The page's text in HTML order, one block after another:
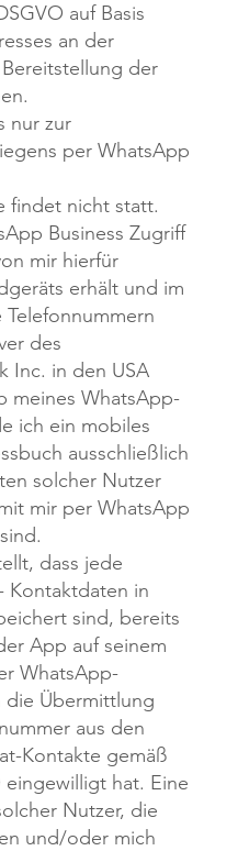
auf Basis
an der
der
nur zur
per WhatsApp
findet nicht statt.
Business Zugriff
mir hierfür
erhält und im
des
Inc. in den USA
meines WhatsApp-
ich ein mobiles
ausschließlich
solcher Nutzer
mir per WhatsApp
dass jede
Kontaktdaten in
sind, bereits
App auf seinem
WhatsApp-
Übermittlung
aus den
Kontakte gemäß
eingewilligt hat. Eine
Nutzer, die
und/oder mich